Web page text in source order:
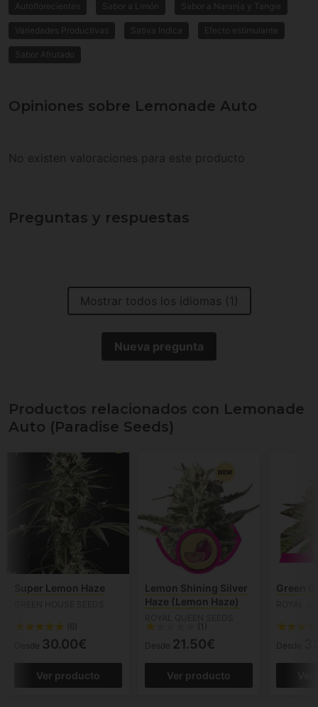
Autoflorecientes Sabor a Limón Sabor a Naranja y Tangie
Variedades Productivas Sativa Indica Efecto estimulante
Sabor Afrutado
Opiniones sobre Lemonade Auto
No existen valoraciones para este producto
Preguntas y respuestas
Mostrar todos los idiomas (1)
Nueva pregunta
Productos relacionados con Lemonade
Auto (Paradise Seeds)
Super Lemon Haze
(6)
Desde 30.00€
Ver producto
Lemon Shining Silver
Haze (Lemon Haze)
(1)
Desde 21.50€
Ver producto
Green
Desde